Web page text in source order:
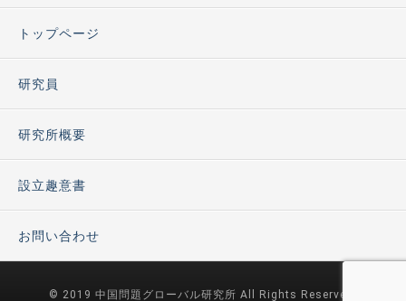
トップページ
研究員
研究所概要
設立趣意書
お問い合わせ
© 2019 中国問題グローバル研究所 All Rights Reserved.